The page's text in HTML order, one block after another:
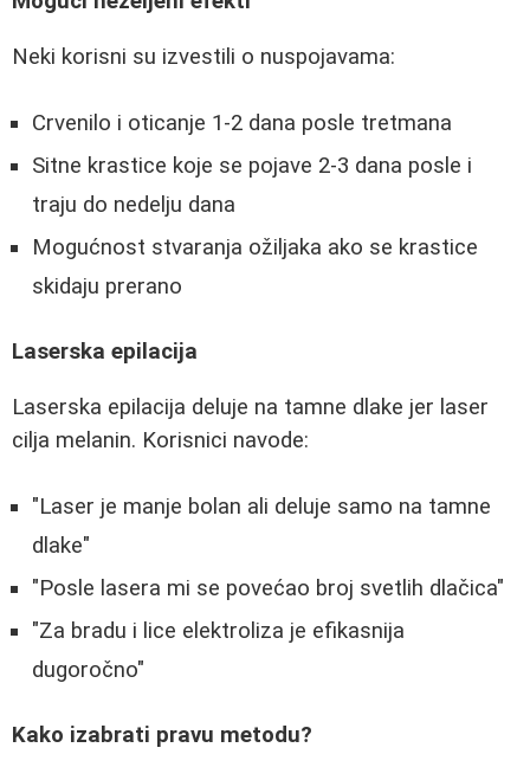
Neki korisni su izvestili o nuspojavama:
Crvenilo i oticanje 1-2 dana posle tretmana
Sitne krastice koje se pojave 2-3 dana posle i
traju do nedelju dana
Mogućnost stvaranja ožiljaka ako se krastice
skidaju prerano
Laserska epilacija
Laserska epilacija deluje na tamne dlake jer laser
cilja melanin. Korisnici navode:
"Laser je manje bolan ali deluje samo na tamne
dlake"
"Posle lasera mi se povećao broj svetlih dlačica"
"Za bradu i lice elektroliza je efikasnija
dugoročno"
Kako izabrati pravu metodu?